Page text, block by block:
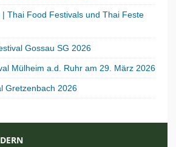
| Thai Food Festivals und Thai Feste
Gossau SG 2026
Mülheim a.d. Ruhr am 29. März 2026
Gretzenbach 2026